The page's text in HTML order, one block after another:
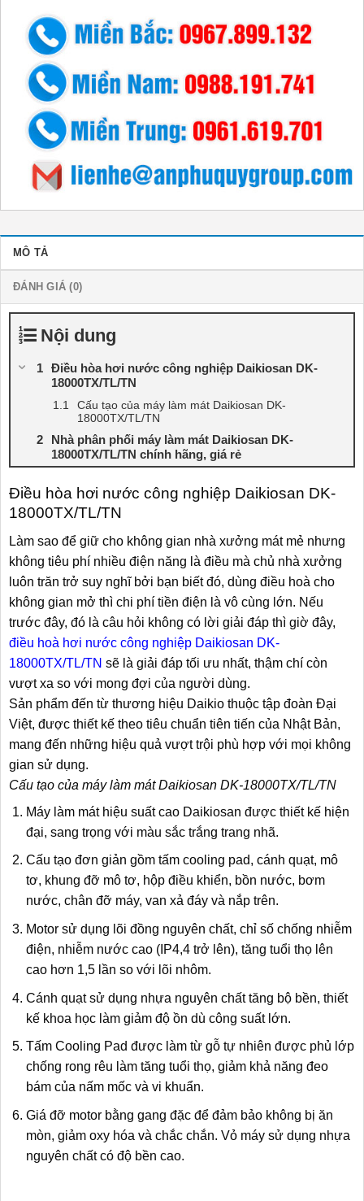
MÔ TẢ
ĐÁNH GIÁ (0)
Nội dung
Điều hòa hơi nước công nghiệp Daikiosan DK-
18000TX/TL/TN
Cấu tạo của máy làm mát Daikiosan DK-
18000TX/TL/TN
Nhà phân phối máy làm mát Daikiosan DK-
18000TX/TL/TN chính hãng, giá rẻ
Điều hòa hơi nước công nghiệp Daikiosan DK-
18000TX/TL/TN
Làm sao để giữ cho không gian nhà xưởng mát mẻ nhưng
không tiêu phí nhiều điện năng là điều mà chủ nhà xưởng
luôn trăn trở suy nghĩ bởi bạn biết đó, dùng điều hoà cho
không gian mở thì chi phí tiền điện là vô cùng lớn. Nếu
trước đây, đó là câu hỏi không có lời giải đáp thì giờ đây,
điều hoà hơi nước công nghiệp Daikiosan DK-
18000TX/TL/TN sẽ là giải đáp tối ưu nhất, thậm chí còn
vượt xa so với mong đợi của người dùng.
Sản phẩm đến từ thương hiệu Daikio thuộc tập đoàn Đại
Việt, được thiết kế theo tiêu chuẩn tiên tiến của Nhật Bản,
mang đến những hiệu quả vượt trội phù hợp với mọi không
gian sử dụng.
Cấu tạo của máy làm mátDaikiosan DK-18000TX/TL/TN
Máy làm mát hiệu suất cao Daikiosan được thiết kế hiện
đại, sang trọng với màu sắc trắng trang nhã.
Cấu tạo đơn giản gồm tấm cooling pad, cánh quạt, mô
tơ, khung đỡ mô tơ, hộp điều khiển, bồn nước, bơm
nước, chân đỡ máy, van xả đáy và nắp trên.
Motor sử dụng lõi đồng nguyên chất, chỉ số chống nhiễm
điện, nhiễm nước cao (IP4,4 trở lên), tăng tuổi thọ lên
cao hơn 1,5 lần so với lõi nhôm.
Cánh quạt sử dụng nhựa nguyên chất tăng bộ bền, thiết
kế khoa học làm giảm độ ồn dù công suất lớn.
Tấm Cooling Pad được làm từ gỗ tự nhiên được phủ lớp
chống rong rêu làm tăng tuổi thọ, giảm khả năng đeo
bám của nấm mốc và vi khuẩn.
Giá đỡ motor bằng gang đặc để đảm bảo không bị ăn
mòn, giảm oxy hóa và chắc chắn. Vỏ máy sử dụng nhựa
nguyên chất có độ bền cao.